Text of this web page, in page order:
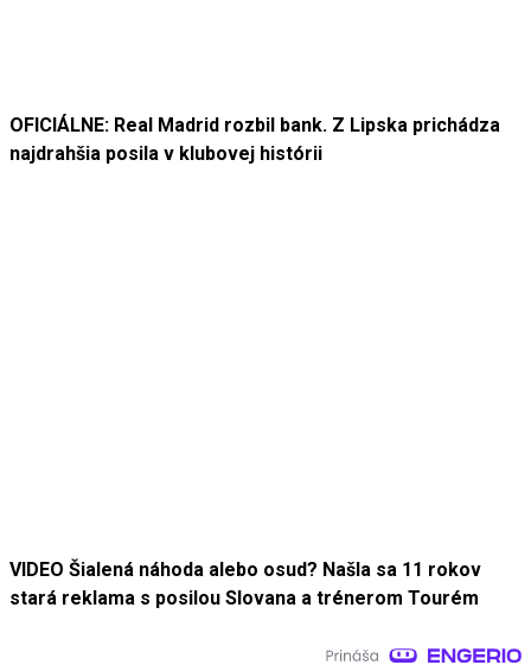
OFICIÁLNE: Real Madrid rozbil bank. Z Lipska prichádza
najdrahšia posila v klubovej histórii
VIDEO Šialená náhoda alebo osud? Našla sa 11 rokov
stará reklama s posilou Slovana a trénerom Tourém